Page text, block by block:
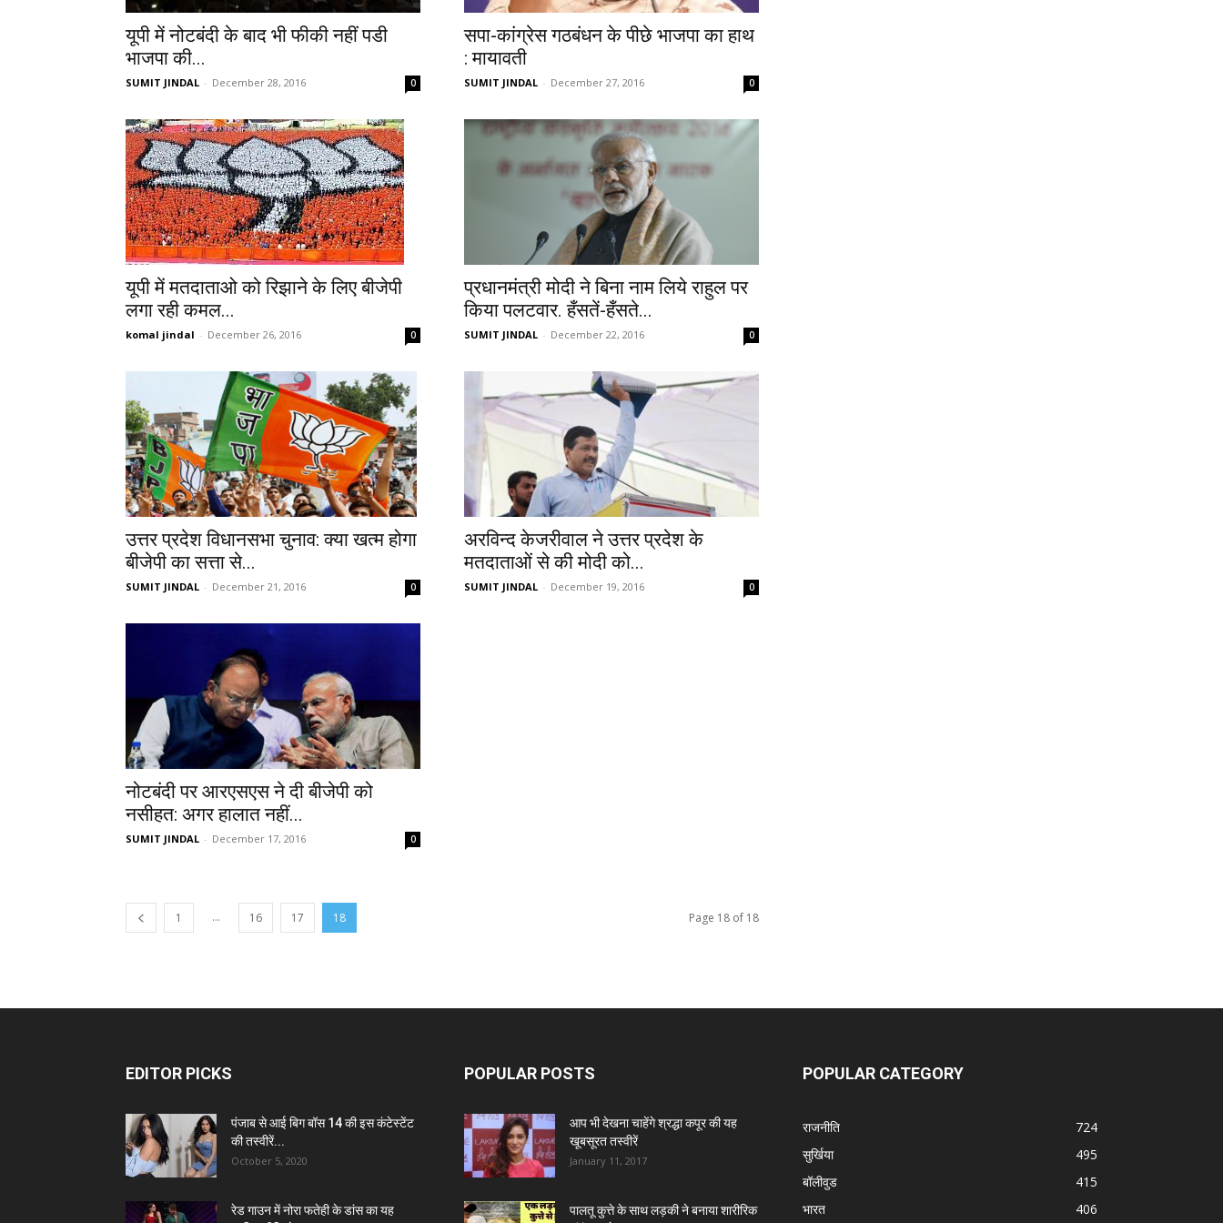
यूपी में नोटबंदी के बाद भी फीकी नहीं पडी
भाजपा की...
SUMIT JINDAL - December 28, 2016 0
सपा-कांग्रेस गठबंधन के पीछे भाजपा का हाथ
: मायावती
SUMIT JINDAL - December 27, 2016 0
यूपी में मतदाताओ को रिझाने के लिए बीजेपी
लगा रही कमल...
komal jindal - December 26, 2016 0
प्रधानमंत्री मोदी ने बिना नाम लिये राहुल पर
किया पलटवार. हँसतें-हँसते...
SUMIT JINDAL - December 22, 2016 0
उत्तर प्रदेश विधानसभा चुनाव: क्या खत्म होगा
बीजेपी का सत्ता से...
SUMIT JINDAL - December 21, 2016 0
अरविन्द केजरीवाल ने उत्तर प्रदेश के
मतदाताओं से की मोदी को...
SUMIT JINDAL - December 19, 2016 0
नोटबंदी पर आरएसएस ने दी बीजेपी को
नसीहत: अगर हालात नहीं...
SUMIT JINDAL - December 17, 2016 0
1 ... 16 17 18 Page 18 of 18
EDITOR PICKS
पंजाब से आई बिग बॉस 14 की इस कंटेस्टेंट
की तस्वीरें...
October 5, 2020
रेड गाउन में नोरा फतेही के डांस का यह
POPULAR POSTS
आप भी देखना चाहेंगे श्रद्धा कपूर की यह
खूबसूरत तस्वीरें
January 11, 2017
पालतू कुत्ते के साथ लड़की ने बनाया शारीरिक
POPULAR CATEGORY
राजनीति
724
सुर्खिया
495
बॉलीवुड
415
भारत
406